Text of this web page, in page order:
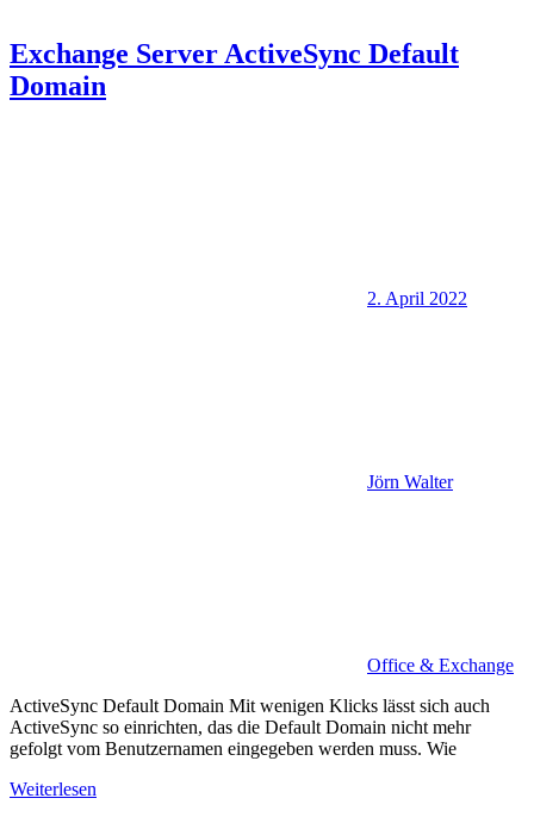
Exchange Server ActiveSync Default
Domain
2. April 2022
Jörn Walter
Office & Exchange
ActiveSync Default Domain Mit wenigen Klicks lässt sich auch
ActiveSync so einrichten, das die Default Domain nicht mehr
gefolgt vom Benutzernamen eingegeben werden muss. Wie
Weiterlesen